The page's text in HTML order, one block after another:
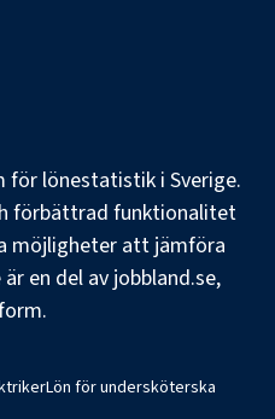
för lönestatistik i Sverige.
förbättrad funktionalitet
möjligheter att jämföra
en del av jobbland.se,
Lön för undersköterska